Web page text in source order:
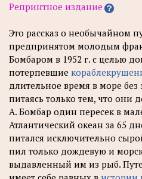
Репринтное издание
Это рассказ о необычайном
предпринятом молодым
Бомбаром в 1952 г. с целью
потерпевшие
длительное время в море
питаясь только тем, что они
А. Бомбар один пересек в
Атлантический океан за 65
питался исключительно
пил только дождевую и
выдавленный им из рыб.